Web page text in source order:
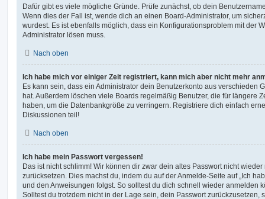
Dafür gibt es viele mögliche Gründe. Prüfe zunächst, ob dein
Wenn dies der Fall ist, wende dich an einen Board-Administrator, um
wurdest. Es ist ebenfalls möglich, dass ein Konfigurationsproblem mit der
Administrator lösen muss.
Nach oben
Ich habe mich vor einiger Zeit registriert, kann mich aber nicht mehr
Es kann sein, dass ein Administrator dein Benutzerkonto aus verschieden
hat. Außerdem löschen viele Boards regelmäßig Benutzer, die für längere
haben, um die Datenbankgröße zu verringern. Registriere dich einfach
Diskussionen teil!
Nach oben
Ich habe mein Passwort vergessen!
Das ist nicht schlimm! Wir können dir zwar dein altes Passwort nicht
zurücksetzen. Dies machst du, indem du auf der Anmelde-Seite auf „Ich
und den Anweisungen folgst. So solltest du dich schnell wieder anmelden
Solltest du trotzdem nicht in der Lage sein, dein Passwort zurückzusetzen,